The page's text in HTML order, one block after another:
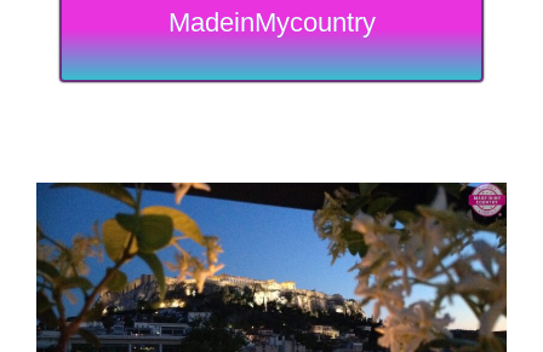
MadeinMycountry